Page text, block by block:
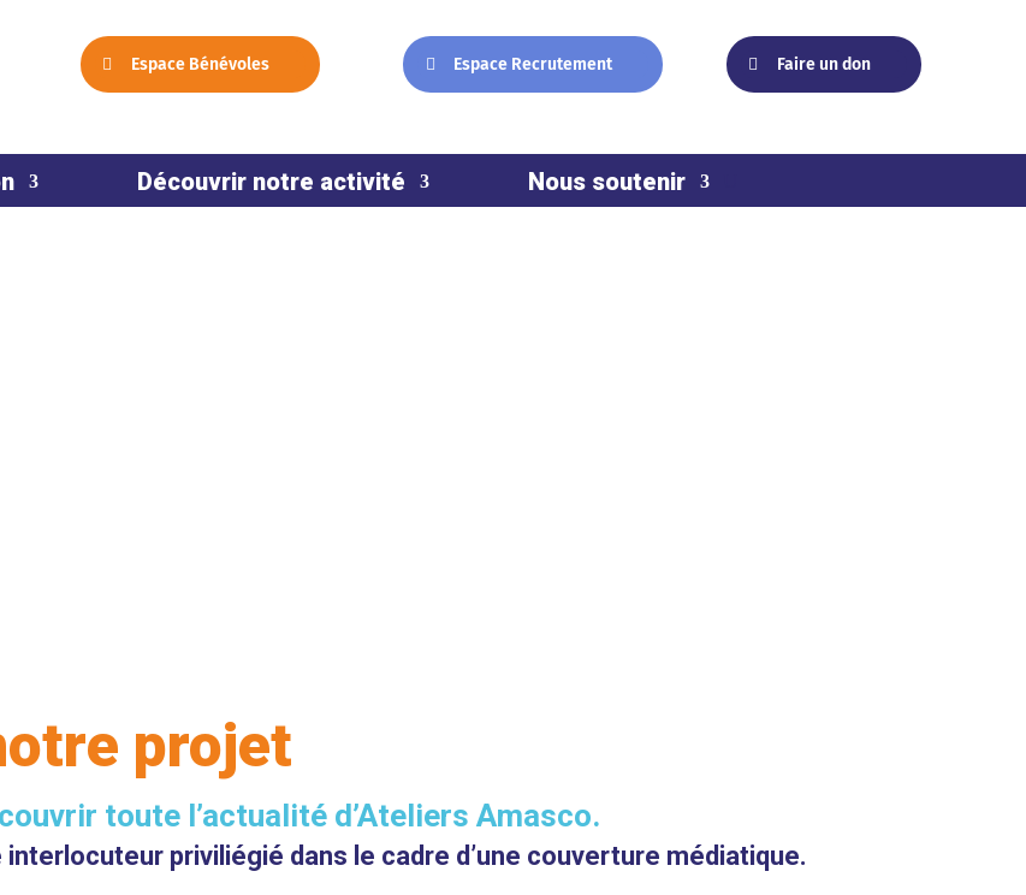
Espace Bénévoles Espace Recrutement Faire un don
Découvrir notre activité Nous soutenir
projet
toute l’actualité d’Ateliers Amasco.
priviliégié dans le cadre d’une couverture médiatique.